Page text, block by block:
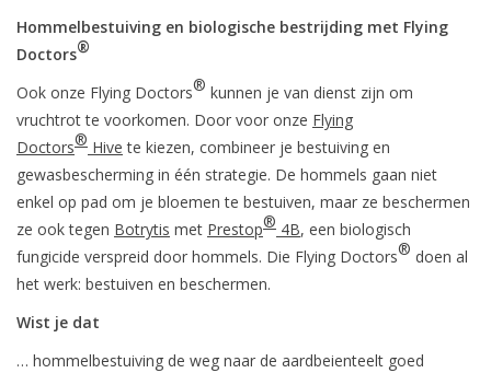
Hommelbestuiving en biologische bestrijding met Flying
Doctors®
Ook onze Flying Doctors® kunnen je van dienst zijn om
vruchtrot te voorkomen. Door voor onze Flying
Doctors® Hive te kiezen, combineer je bestuiving en
gewasbescherming in één strategie. De hommels gaan niet
enkel op pad om je bloemen te bestuiven, maar ze beschermen
ze ook tegen Botrytis met Prestop® 4B, een biologisch
fungicide verspreid door hommels. Die Flying Doctors® doen al
het werk: bestuiven en beschermen.
Wist je dat
… hommelbestuiving de weg naar de aardbeienteelt goed